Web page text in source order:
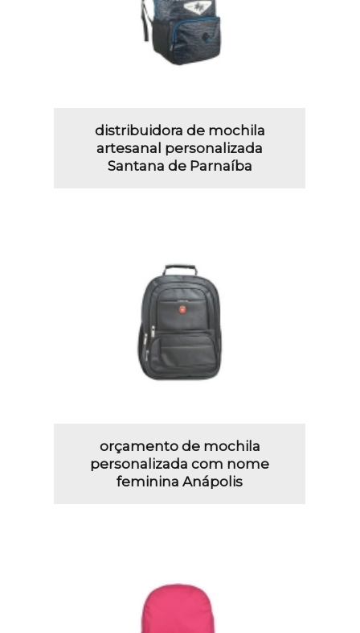
distribuidora de mochila
artesanal personalizada
Santana de Parnaíba
orçamento de mochila
personalizada com nome
feminina Anápolis